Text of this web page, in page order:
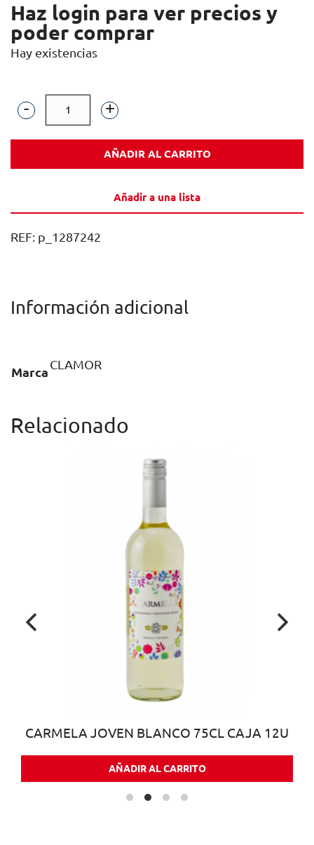
Haz login para ver precios y
poder comprar
Hay existencias
CLAMOR
ROSADO
cantidad
AÑADIR AL CARRITO
Añadir a una lista
REF: p_1287242
Información adicional
Marca
CLAMOR
Relacionado
CARMELA JOVEN BLANCO 75CL CAJA 12U
AÑADIR AL CARRITO